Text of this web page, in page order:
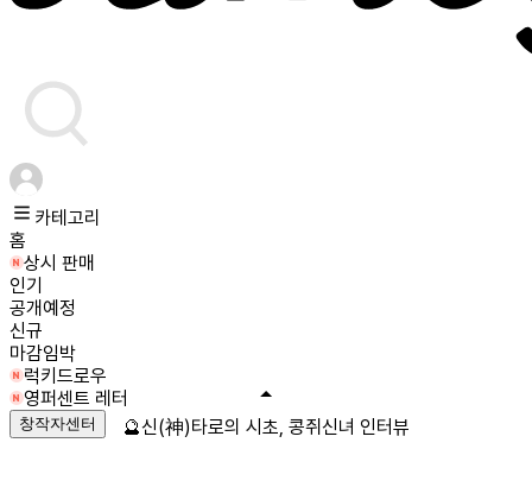
카테고리
홈
상시 판매
인기
공개예정
신규
마감임박
럭키드로우
영퍼센트 레터
창작자센터 🔮신(神)타로의 시초, 콩쥐신녀 인터뷰